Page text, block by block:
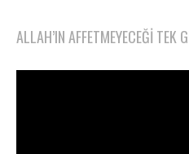
ALLAH’IN AFFETMEYECEĞI